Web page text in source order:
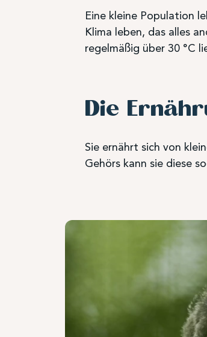
Eine kleine Population
Klima leben, das alles
regelmäßig über 30 °C
Die
Sie ernährt sich von
Gehörs kann sie diese